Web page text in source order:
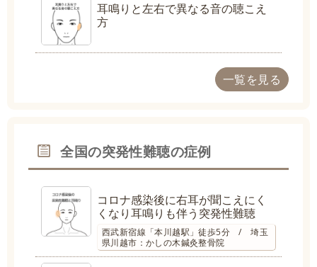
耳鳴りと左右で異なる音の聴こえ
方
一覧を見る
全国の突発性難聴の症例
コロナ感染後に右耳が聞こえにく
くなり耳鳴りも伴う突発性難聴
西武新宿線「本川越駅」徒歩5分 / 埼玉
県川越市：かしの木鍼灸整骨院